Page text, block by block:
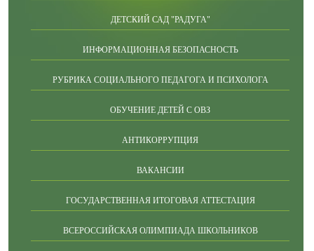
ДЕТСКИЙ САД "РАДУГА"
ИНФОРМАЦИОННАЯ БЕЗОПАСНОСТЬ
РУБРИКА СОЦИАЛЬНОГО ПЕДАГОГА И ПСИХОЛОГА
ОБУЧЕНИЕ ДЕТЕЙ С ОВЗ
АНТИКОРРУПЦИЯ
ВАКАНСИИ
ГОСУДАРСТВЕННАЯ ИТОГОВАЯ АТТЕСТАЦИЯ
ВСЕРОССИЙСКАЯ ОЛИМПИАДА ШКОЛЬНИКОВ